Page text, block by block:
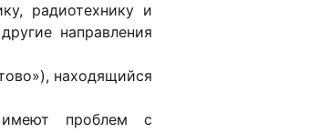
радиотехнику и
направления
находящийся
проблем с